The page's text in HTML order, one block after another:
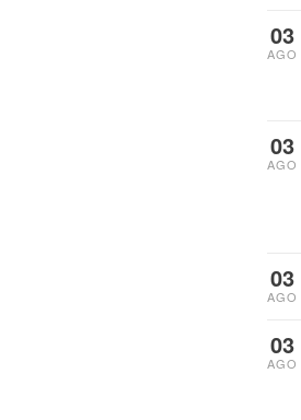
03
AGO
03
AGO
03
AGO
03
AGO